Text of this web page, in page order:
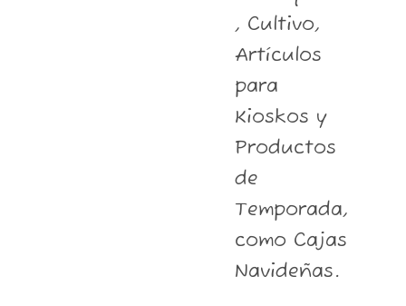
, Cultivo,
Artículos
para
Kioskos y
Productos
de
Temporada,
como Cajas
Navideñas.